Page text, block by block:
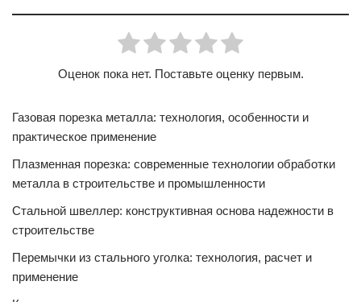
Оценок пока нет. Поставьте оценку первым.
Газовая порезка металла: технология, особенности и
практическое применение
Плазменная порезка: современные технологии обработки
металла в строительстве и промышленности
Стальной швеллер: конструктивная основа надежности в
строительстве
Перемычки из стального уголка: технология, расчет и
применение